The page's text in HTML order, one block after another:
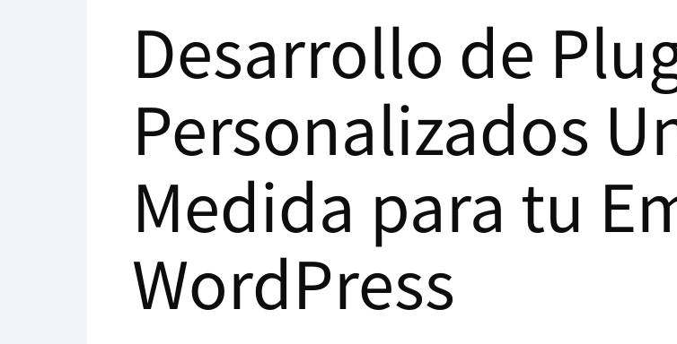
Desarrollo de
Personalizados
Medida para tu
WordPress